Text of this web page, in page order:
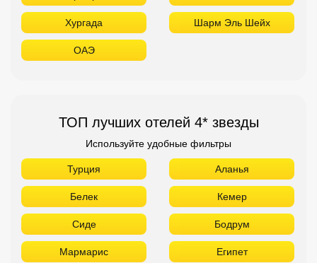
Хургада Шарм Эль Шейх
ОАЭ
ТОП лучших отелей 4* звезды
Используйте удобные фильтры
Турция Аланья
Белек Кемер
Сиде Бодрум
Мармарис Египет